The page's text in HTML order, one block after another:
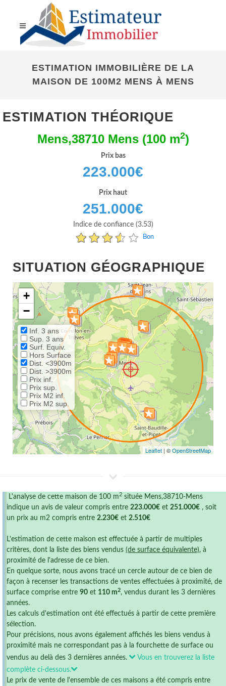
ESTIMATION IMMOBILIÈRE DE LA
MAISON DE 100M2 MENS À MENS
ESTIMATION THÉORIQUE
Mens,38710 Mens (100 m2)
Prix bas
223.000€
Prix haut
251.000€
Indice de confiance (3.53)
Bon
SITUATION GÉOGRAPHIQUE
+
−
Inf. 3 ans
Sup. 3 ans
Surf. Equiv.
Hors Surface
Dist. <3900m
Dist. >3900m
Prix inf.
Prix sup.
Prix M2 inf.
Prix M2 sup.
Leaflet | ©OpenStreetMap
L'analyse de cette maison de 100 m 2 située Mens,38710-Mens
indique un avis de valeur compris entre 223.000€ et 251.000€ , soit
un prix au m2 compris entre 2.230€ et 2.510€
L'estimation de cette maison est effectuée à partir de multiples
critères, dont la liste des biens vendus (de surface équivalente), à
proximité de l'adresse de ce bien.
En quelque sorte, nous avons tracé un cercle autour de ce bien de
façon à recenser les transactions de ventes effectuées à proximité, de
surface comprise entre 90 et 110 m2, vendus durant les 3 dernières
années.
Les calculs d'estimation ont été effectués à partir de cette première
sélection.
Pour précisions, nous avons également affichés les biens vendus à
proximité mais ne correspondant pas à la fourchette de surface ou
vendus au delà des 3 dernières années.
Vous en trouverez la liste
complète ci-dessous.
Le prix de vente de l'ensemble de ces maisons a été compris entre